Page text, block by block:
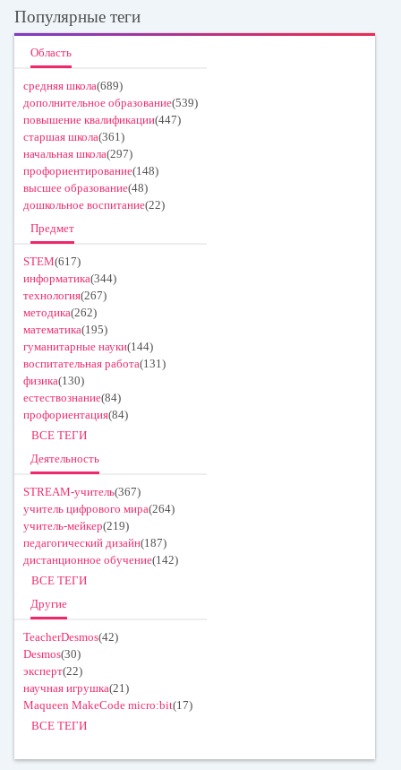
Популярные теги
Область
средняя школа(689)
дополнительное образование(539)
повышение квалификации(447)
старшая школа(361)
начальная школа(297)
профориентирование(148)
высшее образование(48)
дошкольное воспитание(22)
Предмет
STEM(617)
информатика(344)
технология(267)
методика(262)
математика(195)
гуманитарные науки(144)
воспитательная работа(131)
физика(130)
естествознание(84)
профориентация(84)
ВСЕ ТЕГИ
Деятельность
STREAM-учитель(367)
учитель цифрового мира(264)
учитель-мейкер(219)
педагогический дизайн(187)
дистанционное обучение(142)
ВСЕ ТЕГИ
Другие
TeacherDesmos(42)
Desmos(30)
эксперт(22)
научная игрушка(21)
Maqueen MakeCode micro:bit(17)
ВСЕ ТЕГИ